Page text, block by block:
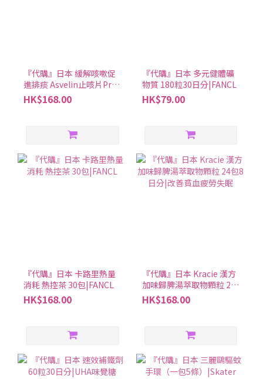
『代購』日本 緩解咳嗽促
進排痰 Asvelin止咳片Pro
40粒|鹽野義SHIONOGI
HK$168.00
『代購』日本 多元健體礦
物質 180粒30日分|FANCL
HK$79.00
『代購』日本 卡路里熱量
消耗 熱控茶 30包|FANCL
HK$168.00
『代購』日本 Kracie 漢方
加味歸脾湯萃取物顆粒 24
包8日分|改善貧血疲勞失
眠
HK$168.00